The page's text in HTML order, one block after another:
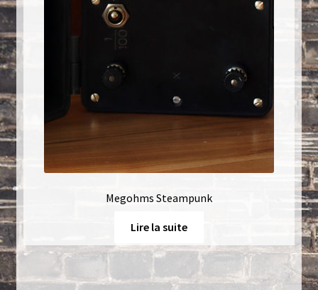
Megohms Steampunk
Lire la suite